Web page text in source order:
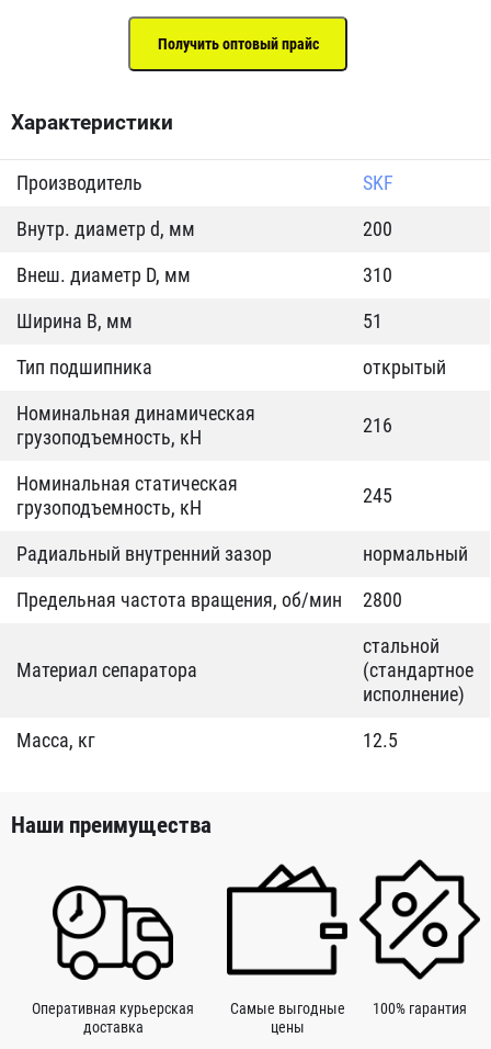
Характеристики
Производитель
SKF
Внутр. диаметр d, мм
200
Внеш. диаметр D, мм
310
Ширина B, мм
51
Тип подшипника
открытый
Номинальная динамическая
грузоподъемность, кН
216
Номинальная статическая
грузоподъемность, кН
245
Радиальный внутренний зазор
нормальный
Предельная частота вращения, об/мин
2800
Материал сепаратора
стальной
(стандартное
исполнение)
Масса, кг
12.5
Наши преимущества
Оперативная курьерская
доставка
Самые выгодные
цены
100% гарантия